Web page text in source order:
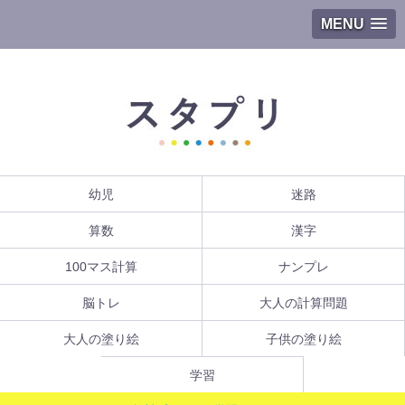
MENU
幼児 迷路
算数 漢字
100マス計算 ナンプレ
脳トレ 大人の計算問題
大人の塗り絵 子供の塗り絵
学習